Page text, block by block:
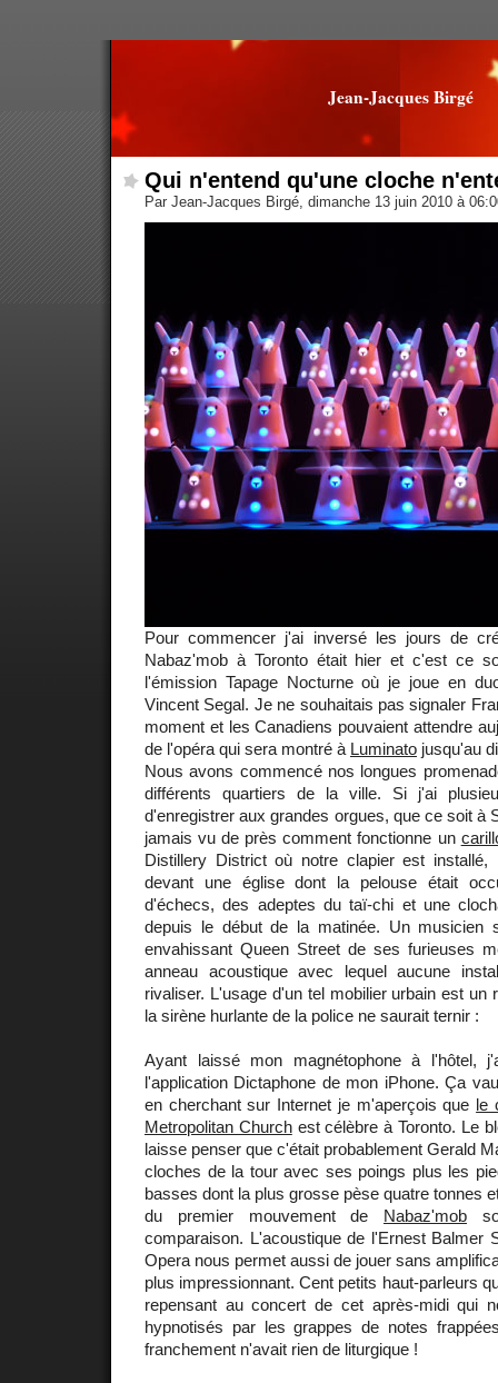
Jean-Jacques Birgé
Qui n'entend qu'une cloche
Par Jean-Jacques Birgé, dimanche 13 juin 2010 à
Pour commencer j'ai inversé les jours de
Nabaz'mob à Toronto était hier et c'est ce
l'émission Tapage Nocturne où je joue en
Vincent Segal. Je ne souhaitais pas signaler
moment et les Canadiens pouvaient attendre
de l'opéra qui sera montré à Luminato jusqu'au
Nous avons commencé nos longues
différents quartiers de la ville. Si j'ai
d'enregistrer aux grandes orgues, que ce soit à
jamais vu de près comment fonctionne un
Distillery District où notre clapier est
devant une église dont la pelouse était
d'échecs, des adeptes du taï-chi et une
depuis le début de la matinée. Un musicien
envahissant Queen Street de ses furieuses
anneau acoustique avec lequel aucune
rivaliser. L'usage d'un tel mobilier urbain est un
la sirène hurlante de la police ne saurait ternir :
Ayant laissé mon magnétophone à l'hôtel,
l'application Dictaphone de mon iPhone. Ça
en cherchant sur Internet je m'aperçois que le
Metropolitan Churchest célèbre à Toronto. Le
laisse penser que c'était probablement Gerald
cloches de la tour avec ses poings plus les
basses dont la plus grosse pèse quatre tonnes
du premier mouvement de Nabaz'mob
comparaison. L'acoustique de l'Ernest Balmer
Opera nous permet aussi de jouer sans
plus impressionnant. Cent petits haut-parleurs
repensant au concert de cet après-midi qui
hypnotisés par les grappes de notes
franchement n'avait rien de liturgique !